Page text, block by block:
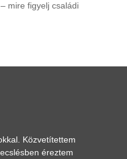
mire figyelj családi
Közvetítettem
éreztem